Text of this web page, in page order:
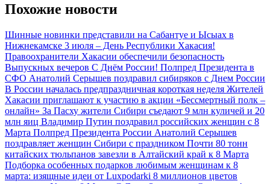
Похожие новости
Шинные новинки представили на Сабантуе и Ысыах в
Нижнекамске 3 июля – День Республики Хакасия!
Правоохранители Хакасии обеспечили безопасность
Выпускных вечеров С Днём России! Полпред Президента в
СФО Анатолий Серышев поздравил сибиряков с Днем России
В России началась предпраздничная короткая неделя Жителей
Хакасии приглашают к участию в акции «Бессмертный полк –
онлайн» За Пасху жители Сибири съедают 9 млн куличей и 20
млн яиц Владимир Путин поздравил российских женщин с 8
Марта Полпред Президента России Анатолий Серышев
поздравляет женщин Сибири с праздником Почти 80 тонн
китайских тюльпанов завезли в Алтайский край к 8 Марта
Подборка особенных подарков любимым женщинам к 8
марта: изящные идеи от Luxpodarki 8 миллионов цветов